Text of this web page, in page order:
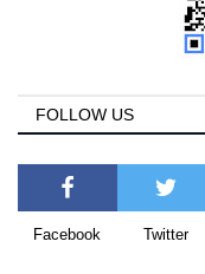
FOLLOW US
Facebook Twitter